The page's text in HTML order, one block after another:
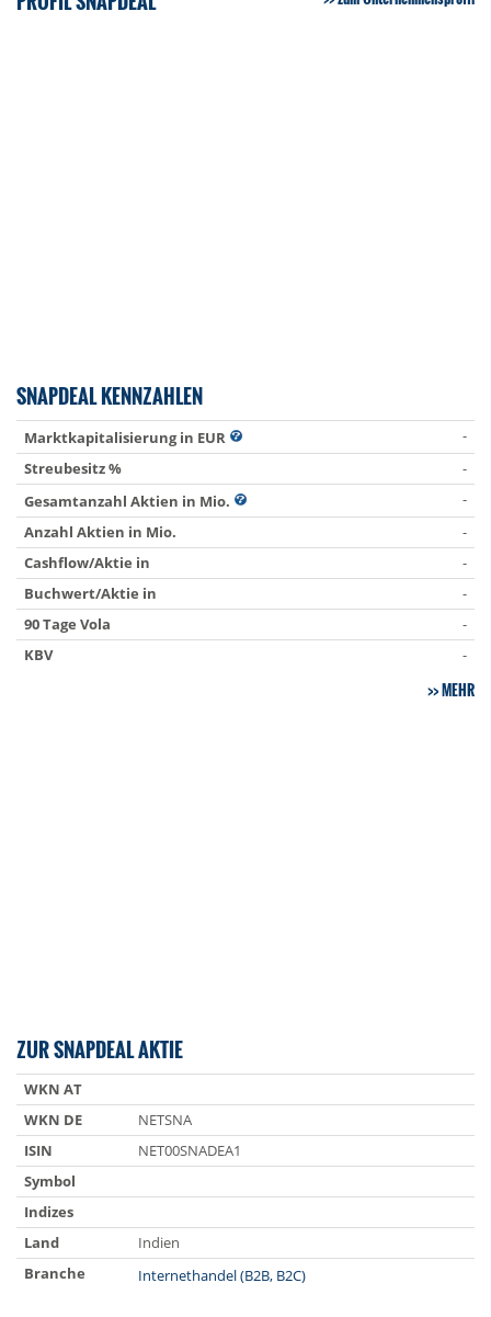
SNAPDEAL KENNZAHLEN
Marktkapitalisierung in EUR
-
Streubesitz %
-
Gesamtanzahl Aktien in Mio.
-
Anzahl Aktien in Mio.
-
Cashflow/Aktie in
-
Buchwert/Aktie in
-
90 Tage Vola
-
KBV
-
MEHR
ZUR SNAPDEAL AKTIE
WKN AT
WKN DE
NETSNA
ISIN
NET00SNADEA1
Symbol
Indizes
Land
Indien
Branche
Internethandel (B2B, B2C)